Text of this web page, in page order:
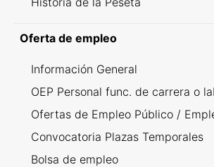
Oferta de empleo
Información General
OEP Personal func. de carrera o
Ofertas de Empleo Público /
Convocatoria Plazas Temporales
Bolsa de empleo